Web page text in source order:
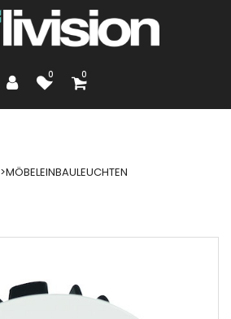
0 0
>MÖBELEINBAULEUCHTEN